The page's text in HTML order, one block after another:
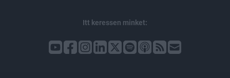
Itt keressen minket: